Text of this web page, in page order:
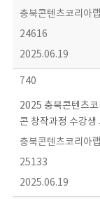
충북콘텐츠코리아랩
24616
2025.06.19
740
2025 충북콘텐츠
콘 창작과정 수강생
충북콘텐츠코리아랩
25133
2025.06.19